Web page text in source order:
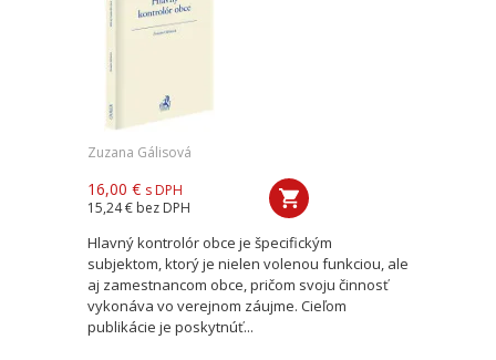
Zuzana Gálisová
16,00 € s DPH
15,24 € bez DPH
Hlavný kontrolór obce je špecifickým
subjektom, ktorý je nielen volenou funkciou, ale
aj zamestnancom obce, pričom svoju činnosť
vykonáva vo verejnom záujme. Cieľom
publikácie je poskytnúť...